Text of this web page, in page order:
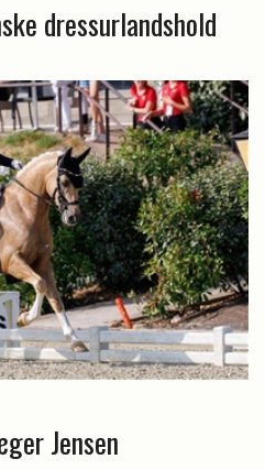
dressurlandshold
Jensen